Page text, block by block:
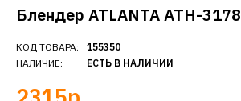
Блендер ATLANTA ATH-
КОД ТОВАРА:
НАЛИЧИЕ:
155350
ЕСТЬ В НАЛИЧИИ